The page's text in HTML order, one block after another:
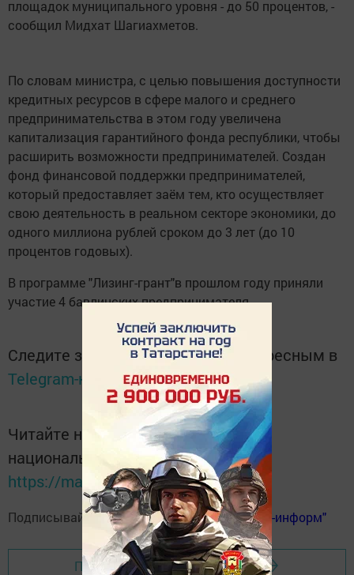
площадок муниципального уровня - до 50 процентов, -
сообщил Мидхат Шагиахметов.
По словам министра, с целью повышения доступности
кредитных ресурсов в сфере малого и среднего
предпринимательства в этом году увеличена
капитализация гарантийного фонда республики, чтобы
расширить возможности предпринимателей. Создан
фонд финансовой поддержки предпринимателей,
который предоставляет заём тем, кто осуществляет
свою деятельность в реальном секторе экономики, до
одного миллиона рублей сроком до 3 лет (до 10
процентов годовых).
В программе "Лизинг-грант"в прошлом году приняли
участие 4 бавлинских предпринимателя.
Следите за самым важным и интересным в
Telegram-каналеТатмедиа
Читайте новости Татарстана в
национальном мессенджере MАХ:
https://max.ru/tatmedia
Подписывайтесь нателеграм-канал "Бавлы-информ"
Перейти на страницу новости